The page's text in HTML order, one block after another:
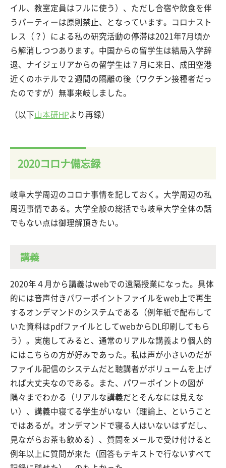
イル、教室定員はフルに使う）、ただし合宿や飲食を伴
うパーティーは原則禁止、となっています。コロナスト
レス（？）による私の研究活動の停滞は2021年7月頃か
ら解消しつつあります。中国からの留学生は結局入学辞
退、ナイジェリアからの留学生は７月に来日、成田空港
近くのホテルで２週間の隔離の後（ワクチン接種者だっ
たのですが）無事来岐しました。
（以下山本研HPより再録）
2020コロナ備忘録
岐阜大学周辺のコロナ事情を記しておく。大学周辺の私
周辺事情である。大学全般の総括でも岐阜大学全体の話
でもない点は御理解頂きたい。
講義
2020年４月から講義はwebでの遠隔授業になった。具体
的には音声付きパワーポイントファイルをweb上で再生
するオンデマンドのシステムである（例年紙で配布して
いた資料はpdfファイルとしてwebからDL印刷してもら
う）。実施してみると、通常のリアルな講義より個人的
にはこちらの方が好みであった。私は声が小さいのだが
ファイル配信のシステムだと聴講者がボリュームを上げ
れば大丈夫なのである。また、パワーポイントの図が
隅々までわかる（リアルな講義だとそんなには見えな
い）、講義中寝てる学生がいない（理論上、ということ
ではあるが。オンデマンドで寝る人はいないはずだし、
見ながらお茶も飲める）、質問をメールで受け付けると
例年以上に質問が来た（回答もテキストで行ないすべて